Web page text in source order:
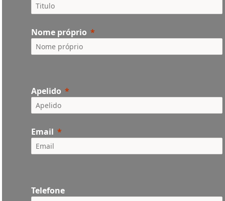
Nome próprio
Apelido
Email
Telefone